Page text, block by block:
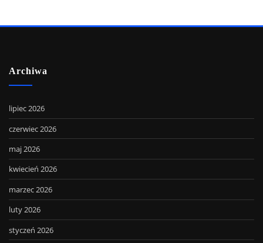
Archiwa
lipiec 2026
czerwiec 2026
maj 2026
kwiecień 2026
marzec 2026
luty 2026
styczeń 2026